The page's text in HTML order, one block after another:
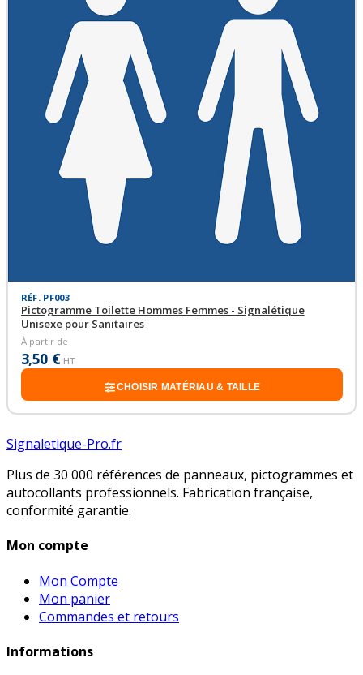
RÉF. PF003
Pictogramme Toilette Hommes Femmes - Signalétique
Unisexe pour Sanitaires
À partir de
3,50 € HT
CHOISIR MATÉRIAU & TAILLE
Signaletique-Pro.fr
Plus de 30 000 références de panneaux, pictogrammes et
autocollants professionnels. Fabrication française,
conformité garantie.
Mon compte
Mon Compte
Mon panier
Commandes et retours
Informations